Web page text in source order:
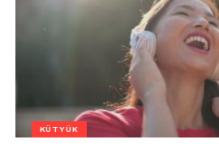
KÜTYÜK